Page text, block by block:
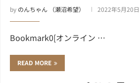
by のんちゃん （瀬沼希望） 2022年5月20日
Bookmark0[オンライン …
READ MORE